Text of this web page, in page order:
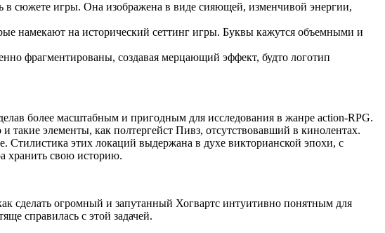
в сюжете игры. Она изображена в виде сияющей, изменчивой энергии,
намекают на исторический сеттинг игры. Буквы кажутся объемными и
фрагментированы, создавая мерцающий эффект, будто логотип
более масштабным и пригодным для исследования в жанре action-RPG.
элементы, как полтергейст Пивз, отсутствовавший в кинолентах.
этих локаций выдержана в духе викторианской эпохи, с
хранить свою историю.
сделать огромный и запутанный Хогвартс интуитивно понятным для
справилась с этой задачей.